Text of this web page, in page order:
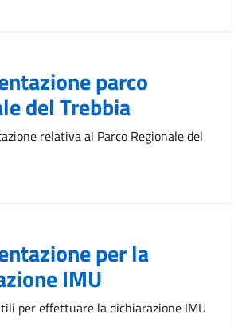
parco
del Trebbia
relativa al Parco Regionale del
per la
IMU
per effettuare la dichiarazione IMU